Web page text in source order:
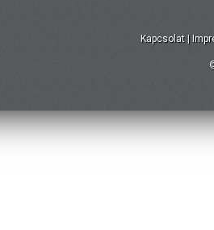
Kapcsolat |